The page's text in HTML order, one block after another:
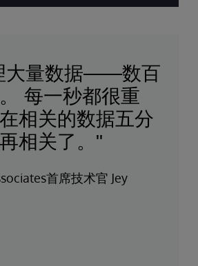
大量数据——数百
每一秒都很重
相关的数据五分
相关了。"
首席技术官 Jey